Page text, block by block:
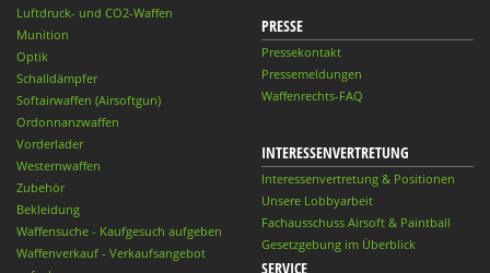
Luftdruck- und CO2-Waffen
Munition
Optik
Schalldämpfer
Softairwaffen (Airsoftgun)
Ordonnanzwaffen
Vorderlader
Westernwaffen
Zubehör
Bekleidung
Waffensuche - Kaufgesuch aufgeben
Waffenverkauf - Verkaufsangebot
PRESSE
Pressekontakt
Pressemeldungen
Waffenrechts-FAQ
INTERESSENVERTRETUNG
Interessenvertretung & Positionen
Unsere Lobbyarbeit
Fachausschuss Airsoft & Paintball
Gesetzgebung im Überblick
SERVICE